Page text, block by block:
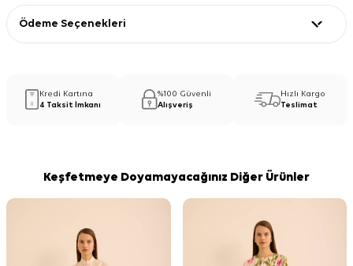
Ödeme Seçenekleri
Kredi Kartına
4 Taksit İmkanı
%100 Güvenli
Alışveriş
Hızlı Kargo
Teslimat
Keşfetmeye Doyamayacağınız Diğer Ürünler